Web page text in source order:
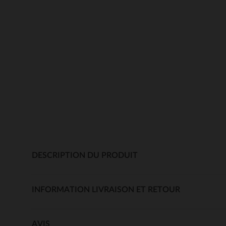
DESCRIPTION DU PRODUIT
INFORMATION LIVRAISON ET RETOUR
AVIS